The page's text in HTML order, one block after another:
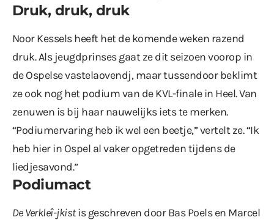
Druk, druk, druk
Noor Kessels heeft het de komende weken razend
druk. Als jeugdprinses gaat ze dit seizoen voorop in
de Ospelse vastelaovendj, maar tussendoor beklimt
ze ook nog het podium van de KVL-finale in Heel. Van
zenuwen is bij haar nauwelijks iets te merken.
“Podiumervaring heb ik wel een beetje,” vertelt ze. “Ik
heb hier in Ospel al vaker opgetreden tijdens de
liedjesavond.”
Podiumact
De Verkleî-jkistis geschreven door Bas Poels en Marcel